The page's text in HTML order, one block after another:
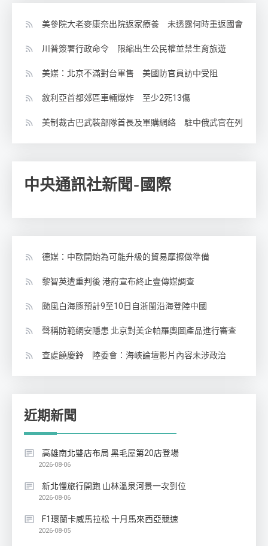
美參院大老麥康奈出院返家療養 未透露何時重返國會
川普簽署行政命令 限縮出生公民權並禁生育旅遊
美媒：北京不滿對台軍售 美國防官員訪中受阻
敘利亞首都郊區車輛爆炸 至少2死13傷
美制裁古巴武裝部隊首長及軍購網絡 駐中俄武官在列
中央通訊社新聞-國際
德媒：中歐開始為可能升級的貿易摩擦做準備
黎智英遭重判後 港府宣布終止壹傳媒調查
颱風白海豚預計9至10日自浙閩沿海登陸中國
聲稱防範網安隱患 北京對美企帕羅奧圖產品進行審查
查處饒慶鈴 陸委會：海峽論壇影片內容未涉政治
近期新聞
高雄南北雙店布局 黑毛屋第20店登場
2026-08-06
新北慢旅行開跑 山林溫泉河景一次到位
2026-08-06
F1環蘭卡威馬拉松 十月馬來西亞競速
2026-08-05